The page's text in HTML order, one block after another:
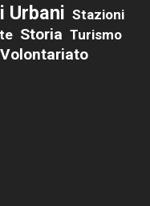
Urbani Stazioni
Storia Turismo
Volontariato